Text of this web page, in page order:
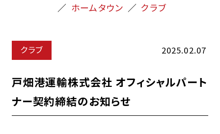
ホームタウン
クラブ
クラブ 2025.02.07
戸畑港運輸株式会社 オフィシャルパート
ナー契約締結のお知らせ